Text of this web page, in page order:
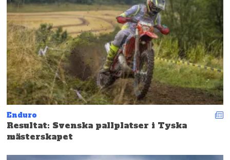
Enduro
Resultat: Svenska pallplatser i Tyska
mästerskapet